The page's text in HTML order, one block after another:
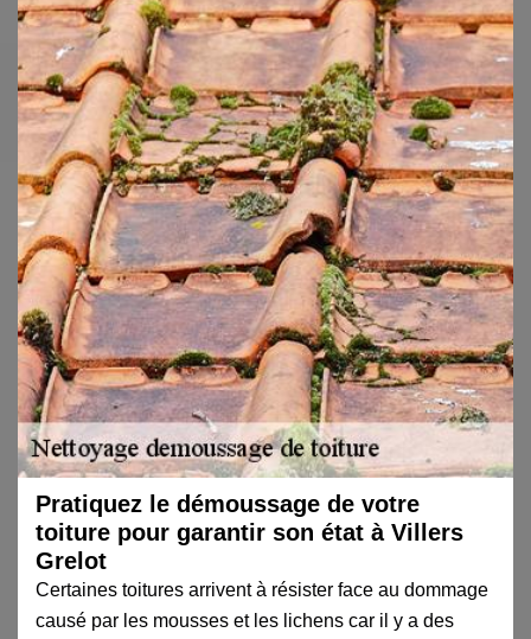
Pratiquez le démoussage de votre
toiture pour garantir son état à Villers
Grelot
Certaines toitures arrivent à résister face au dommage
causé par les mousses et les lichens car il y a des